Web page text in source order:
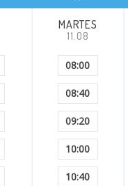
MARTES
11.08
08:00
08:40
09:20
10:00
10:40